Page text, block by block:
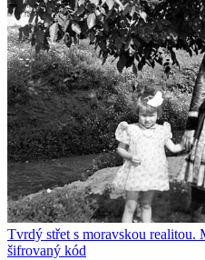
Tvrdý střet s moravskou realitou.
šifrovaný kód